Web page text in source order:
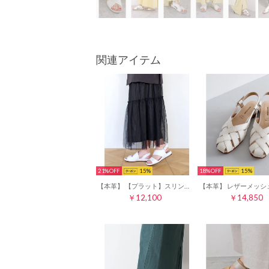
関連アイテム
21% 15
￥12,100
18% 15
￥14,850